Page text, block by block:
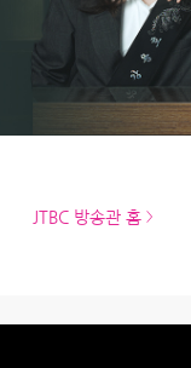
JTBC 방송관 홈